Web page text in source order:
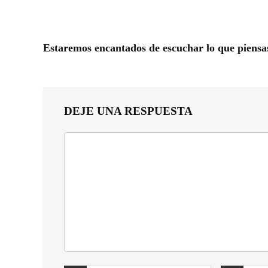
Estaremos encantados de escuchar lo que
DEJE UNA RESPUESTA